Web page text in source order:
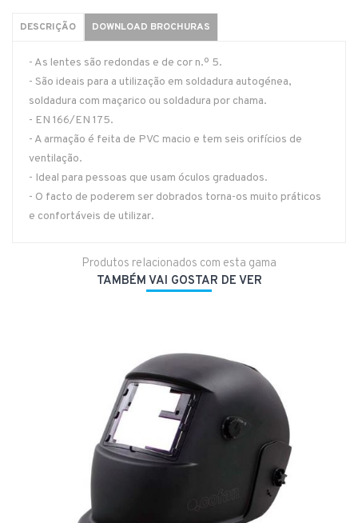
DESCRIÇÃO DOWNLOAD BROCHURAS
- As lentes são redondas e de cor n.º 5.
- São ideais para a utilização em soldadura autogénea,
soldadura com maçarico ou soldadura por chama.
- EN 166/EN 175.
- A armação é feita de PVC macio e tem seis orifícios de
ventilação.
- Ideal para pessoas que usam óculos graduados.
- O facto de poderem ser dobrados torna-os muito práticos
e confortáveis de utilizar.
Produtos relacionados com esta gama
TAMBÉM VAI GOSTAR DE VER